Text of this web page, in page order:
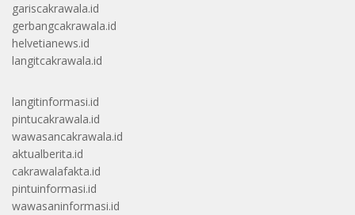
gariscakrawala.id
gerbangcakrawala.id
helvetianews.id
langitcakrawala.id
langitinformasi.id
pintucakrawala.id
wawasancakrawala.id
aktualberita.id
cakrawalafakta.id
pintuinformasi.id
wawasaninformasi.id